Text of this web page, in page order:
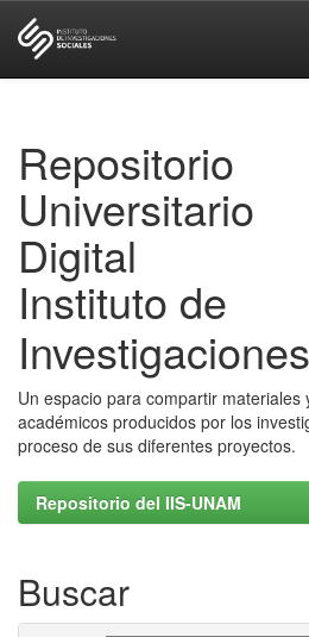
Repositorio
Universitario
Digital
Instituto de
Un espacio para compartir materiales
académicos producidos por los
proceso de sus diferentes proyectos.
Repositorio del IIS-UNAM
Buscar